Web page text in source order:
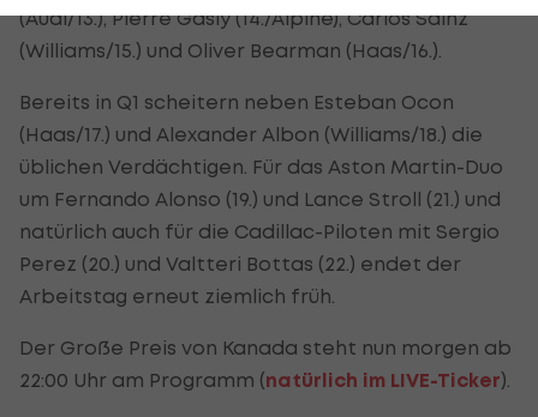
(Audi/13.), Pierre Gasly (14./Alpine), Carlos Sainz
(Williams/15.) und Oliver Bearman (Haas/16.).
Bereits in Q1 scheitern neben Esteban Ocon
(Haas/17.) und Alexander Albon (Williams/18.) die
üblichen Verdächtigen. Für das Aston Martin-Duo
um Fernando Alonso (19.) und Lance Stroll (21.) und
natürlich auch für die Cadillac-Piloten mit Sergio
Perez (20.) und Valtteri Bottas (22.) endet der
Arbeitstag erneut ziemlich früh.
Der Große Preis von Kanada steht nun morgen ab
22:00 Uhr am Programm (natürlich im LIVE-Ticker).